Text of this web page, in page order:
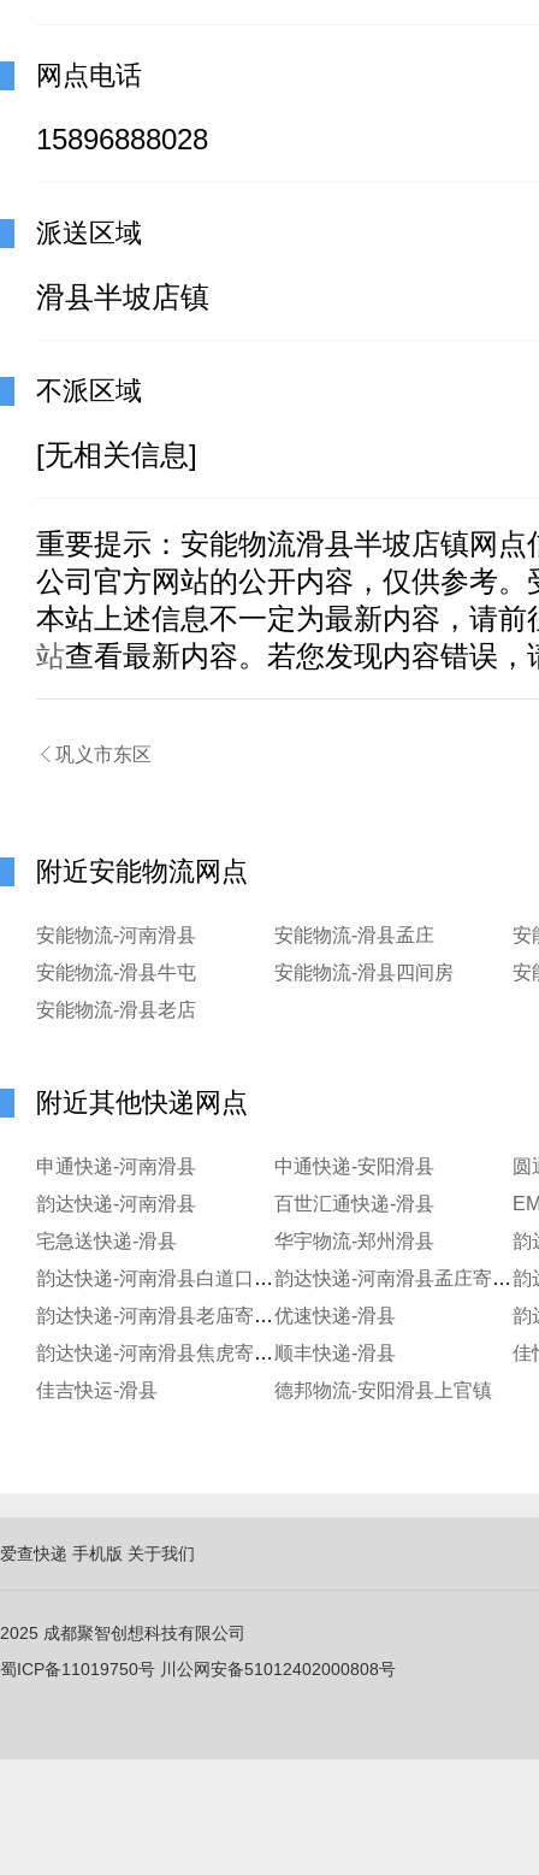
网点电话
15896888028
派送区域
滑县半坡店镇
不派区域
[无相关信息]
重要提示： 安能物流滑县半坡店镇网点
公司官方网站的公开内容，仅供参考。
本站上述信息不一定为最新内容，请前
站查看最新内容。若您发现内容错误，
 巩义市东区
附近安能物流网点
安能物流-河南滑县 安能物流-滑县孟庄
安
安能物流-滑县牛屯
安能物流-滑县四间房
安
安能物流-滑县老店
附近其他快递网点
申通快递-河南滑县 中通快递-安阳滑县
圆
韵达快递-河南滑县
百世汇通快递-滑县
宅急送快递-滑县
华宇物流-郑州滑县
韵达快递-河南滑县白道口寄存点
韵达快递-河南滑县孟庄寄存点
韵达快递-河南滑县老庙寄存分部优速快递-滑县
韵达快递-河南滑县焦虎寄存分部 顺丰快递-滑县
佳
佳吉快运-滑县
德邦物流-安阳滑县上官镇
爱查快递 手机版 关于我们
2025 成都聚智创想科技有限公司
蜀ICP备11019750号 川公网安备51012402000808号